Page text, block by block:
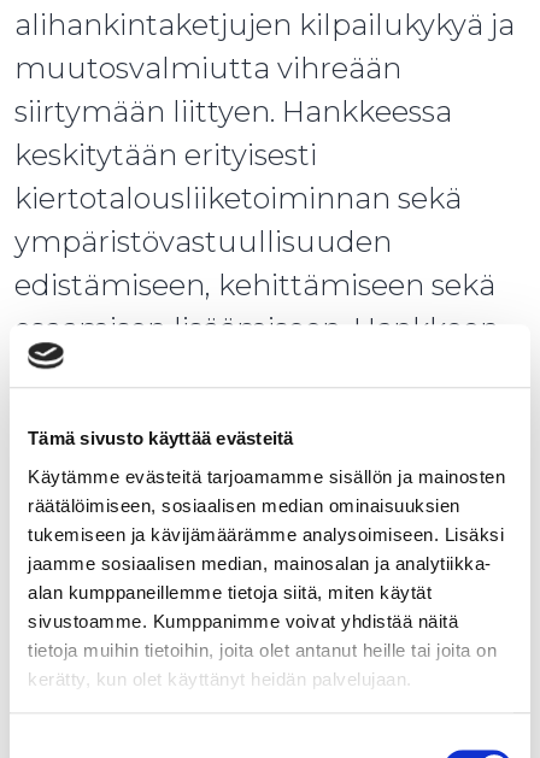
Tämä sivusto käyttää evästeitä
Käytämme evästeitä tarjoamamme sisällön ja mainosten
räätälöimiseen, sosiaalisen median ominaisuuksien
tukemiseen ja kävijämäärämme analysoimiseen. Lisäksi
jaamme sosiaalisen median, mainosalan ja analytiikka-
alan kumppaneillemme tietoja siitä, miten käytät
sivustoamme. Kumppanimme voivat yhdistää näitä
tietoja muihin tietoihin, joita olet antanut heille tai joita on
kerätty, kun olet käyttänyt heidän palvelujaan.
alihankintaketjujen kilpailukykyä ja
muutosvalmiutta vihreään
siirtymään liittyen. Hankkeessa
keskitytään erityisesti
kiertotalousliiketoiminnan sekä
ympäristövastuullisuuden
edistämiseen, kehittämiseen sekä
osaamisen lisäämiseen. Hankkeen
kautta toteuttavien toimenpiteiden
on paremmat valmiudet omaksua
uusia toimintamalleja, vastata
päämiesten ja lainsäädännön
kiristyviin vaatimuksiin sekä
minimoida toiminnan
ympäristövaikutuksia.
Hankkeen toteutusaika on 2.1.2023